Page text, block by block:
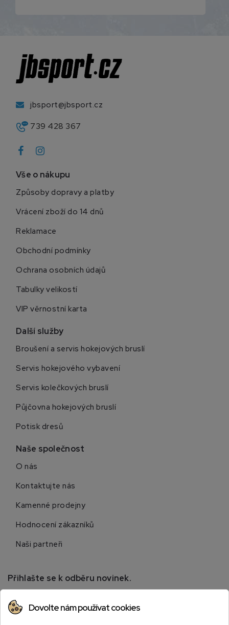
jbsport@jbsport.cz
739 428 367
Vše o nákupu
Způsoby dopravy a platby
Vrácení zboží do 14 dnů
Reklamace
Obchodní podmínky
Ochrana osobních údajů
Tabulky velikostí
VIP věrnostní karta
Další služby
Broušení a servis hokejových bruslí
Servis hokejového vybavení
Servis kolečkových bruslí
Půjčovna hokejových bruslí
Potisk dresů
Naše společnost
O nás
Kontaktujte nás
Kamenné prodejny
Hodnocení zákazníků
Naši partneři
Přihlašte se k odběru novinek.
speciálních slevách.
Dovolte nám používat cookies